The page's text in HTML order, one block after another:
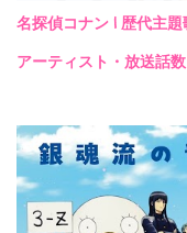
名探偵コナン | 歴代主
アーティスト・放送話数